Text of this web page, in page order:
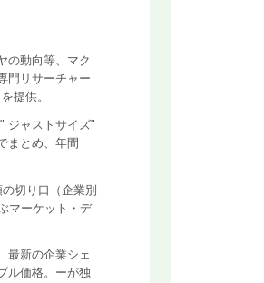
の動向等、マク
門リサーチャー
提供。
ジャストサイズ"
まとめ、年間
切り口（企業別
マーケット・デ
最新の企業シェ
ル価格。ーが独